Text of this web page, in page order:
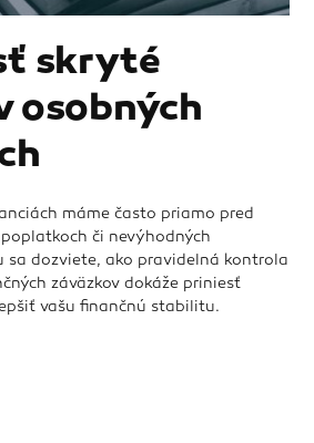
skryté
osobných
máme často priamo pred
či nevýhodných
sa dozviete, ako pravidelná kontrola
záväzkov dokáže priniesť
vašu finančnú stabilitu.